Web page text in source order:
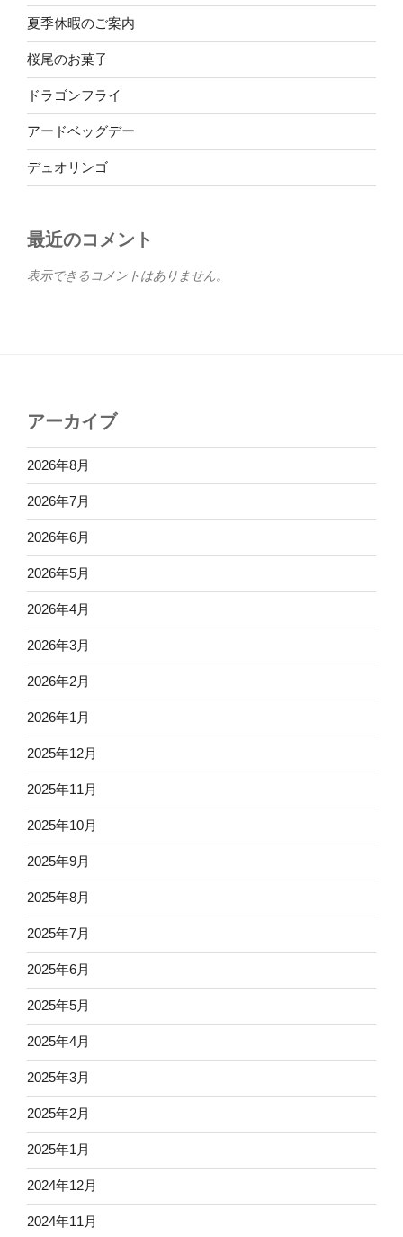
夏季休暇のご案内
桜尾のお菓子
ドラゴンフライ
アードベッグデー
デュオリンゴ
最近のコメント
表示できるコメントはありません。
アーカイブ
2026年8月
2026年7月
2026年6月
2026年5月
2026年4月
2026年3月
2026年2月
2026年1月
2025年12月
2025年11月
2025年10月
2025年9月
2025年8月
2025年7月
2025年6月
2025年5月
2025年4月
2025年3月
2025年2月
2025年1月
2024年12月
2024年11月